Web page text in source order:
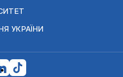
УКРАЇНИ